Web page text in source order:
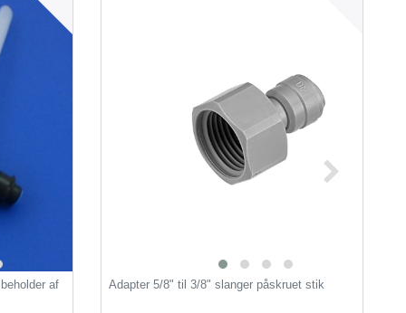
af
Adapter 5/8" til 3/8" slanger påskruet stik